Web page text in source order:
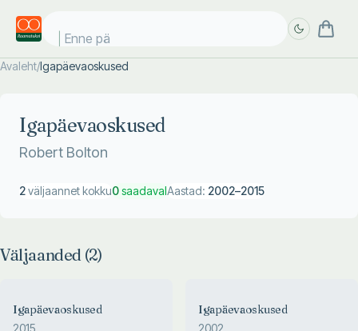
Enne päi
Avaleht/Igapäevaoskused
Igapäevaoskused
Robert Bolton
2väljaannet kokku0saadavalAastad: 2002–2015
Väljaanded (2)
Igapäevaoskused
2015
Igapäevaoskused
2002